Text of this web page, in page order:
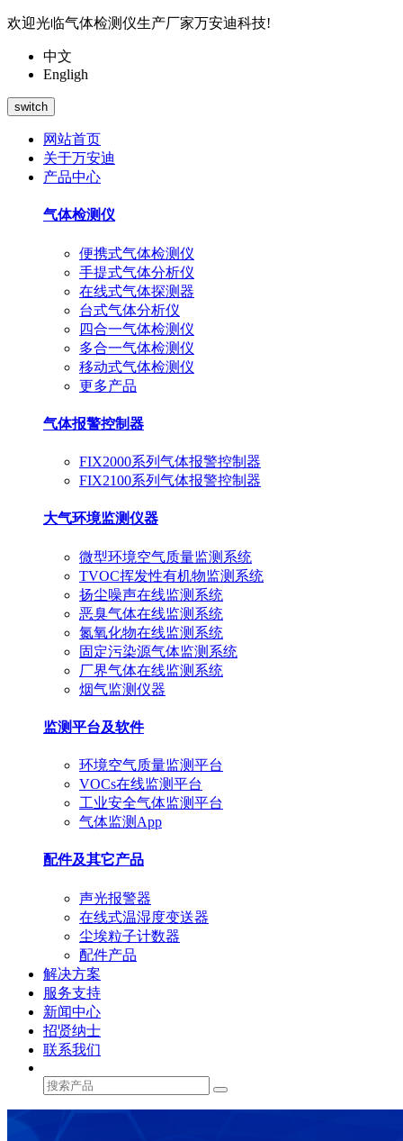
欢迎光临气体检测仪生产厂家万安迪科技!
中文
Engligh
switch
网站首页
关于万安迪
产品中心
气体检测仪
便携式气体检测仪
手提式气体分析仪
在线式气体探测器
台式气体分析仪
四合一气体检测仪
多合一气体检测仪
移动式气体检测仪
更多产品
气体报警控制器
FIX2000系列气体报警控制器
FIX2100系列气体报警控制器
大气环境监测仪器
微型环境空气质量监测系统
TVOC挥发性有机物监测系统
扬尘噪声在线监测系统
恶臭气体在线监测系统
氮氧化物在线监测系统
固定污染源气体监测系统
厂界气体在线监测系统
烟气监测仪器
监测平台及软件
环境空气质量监测平台
VOCs在线监测平台
工业安全气体监测平台
气体监测App
配件及其它产品
声光报警器
在线式温湿度变送器
尘埃粒子计数器
配件产品
解决方案
服务支持
新闻中心
招贤纳士
联系我们